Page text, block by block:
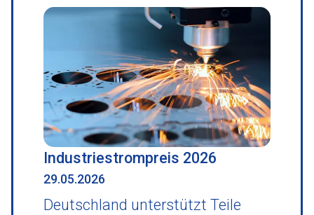
Industriestrompreis 2026
29.05.2026
Deutschland unterstützt Teile